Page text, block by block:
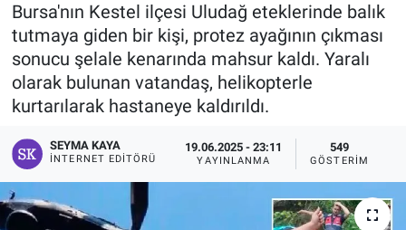
Bursa'nın Kestel ilçesi Uludağ eteklerinde balık
tutmaya giden bir kişi, protez ayağının çıkması
sonucu şelale kenarında mahsur kaldı. Yaralı
olarak bulunan vatandaş, helikopterle
kurtarılarak hastaneye kaldırıldı.
SEYMA KAYA
İNTERNET EDITÖRÜ
19.06.2025 - 23:11
YAYINLANMA
549
GÖSTERIM
Kilimli
Asayiş
Spor
Resmi İlan
Süper Lig Puan Durumu ve Fikstür
Tüm Manşetler
Son Dakika Haberleri
Haber Arşivi